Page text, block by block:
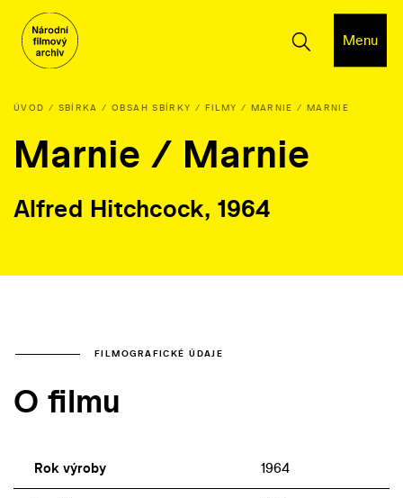
Menu
ÚVOD SBÍRKA OBSAH SBÍRKY FILMY MARNIE / MARNIE
Marnie / Marnie
Alfred Hitchcock, 1964
FILMOGRAFICKÉ ÚDAJE
O filmu
Rok výroby 1964